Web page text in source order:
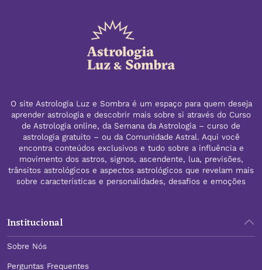
Como entender o mapa astral?
Entender o mapa astral é aprender a interpretar o desenho...
Como ser tarólogo profissional?
entre...
Ver post completo
20/07/2026
Oposição de Júpiter e Plutão
pede para brilhar com luz
própria
A oposição de Júpiter e Plutão é o aspecto mais forte
do mês e pede brilhar com luz própria. Veja o que ela
O site Astrologia Luz e Sombra é um espaço para quem deseja
aprender astrologia e descobrir mais sobre si através do Curso
de Astrologia online, da Semana da Astrologia – curso de
astrologia gratuito – ou da Comunidade Astral. Aqui você
encontra conteúdos exclusivos e tudo sobre a influência e
movimento dos astros, signos, ascendente, lua, previsões,
trânsitos astrológicos e aspectos astrológicos que revelam mais
sobre características e personalidades, desafios e emoções
Institucional
Sobre Nós
Perguntas Frequentes